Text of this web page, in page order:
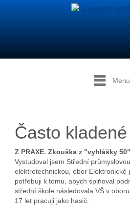
Menu
Často
Z PRAXE. Zkouška z "vyhlášky 50"
Vystudoval jsem Střední
elektrotechnickou, obor Elektronické
potřebuji k tomu, abych splňoval
střední škole následovala VŠ v
17 let pracuji jako hasič.